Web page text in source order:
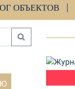
ОБЪЕКТОВ